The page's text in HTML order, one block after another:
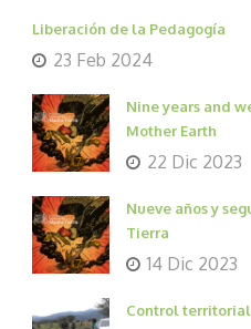
Liberación de la Pedagogía
23 Feb 2024
Nine years and
Mother Earth
22 Dic 2023
Nueve años y
Tierra
14 Dic 2023
Control territorial